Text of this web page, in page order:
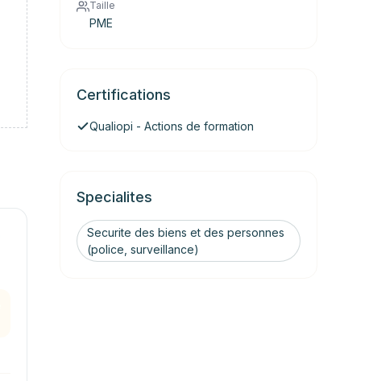
Taille
PME
Certifications
Qualiopi - Actions de formation
Specialites
Securite des biens et des personnes
(police, surveillance)